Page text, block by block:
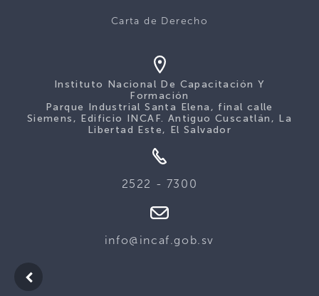
Carta de Derecho
Instituto Nacional De Capacitación Y
Formación
Parque Industrial Santa Elena, final calle
Siemens, Edificio INCAF. Antiguo Cuscatlán, La
Libertad Este, El Salvador
2522 - 7300
info@incaf.gob.sv